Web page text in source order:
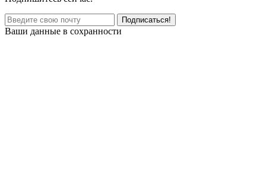
Ваши данные в сохранности